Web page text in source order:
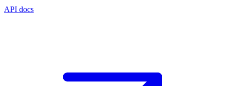
API docs